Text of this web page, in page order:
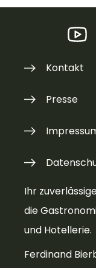
Ihr
die
und Hotellerie.
Ferdinand
Kontakt
Presse